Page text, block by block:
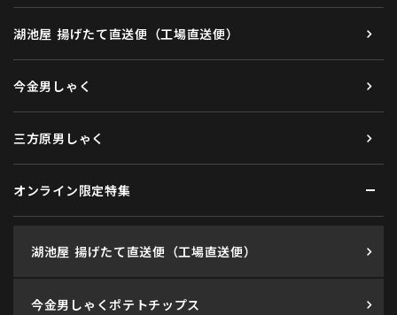
湖池屋 揚げたて直送便（工場直送便）
今金男しゃく
三方原男しゃく
オンライン限定特集
湖池屋 揚げたて直送便（工場直送便）
今金男しゃくポテトチップス